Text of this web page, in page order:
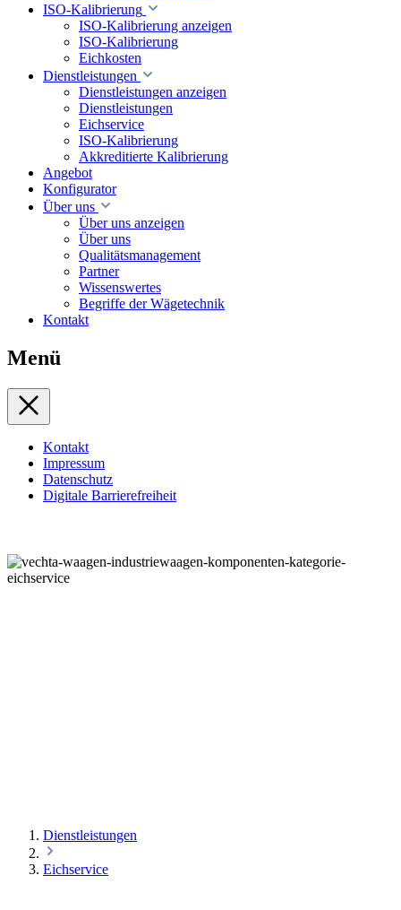
ISO-Kalibrierung
ISO-Kalibrierung anzeigen
ISO-Kalibrierung
Eichkosten
Dienstleistungen
Dienstleistungen anzeigen
Dienstleistungen
Eichservice
ISO-Kalibrierung
Akkreditierte Kalibrierung
Angebot
Konfigurator
Über uns
Über uns anzeigen
Über uns
Qualitätsmanagement
Partner
Wissenswertes
Begriffe der Wägetechnik
Kontakt
Menü
Kontakt
Impressum
Datenschutz
Digitale Barrierefreiheit
Dienstleistungen
Eichservice